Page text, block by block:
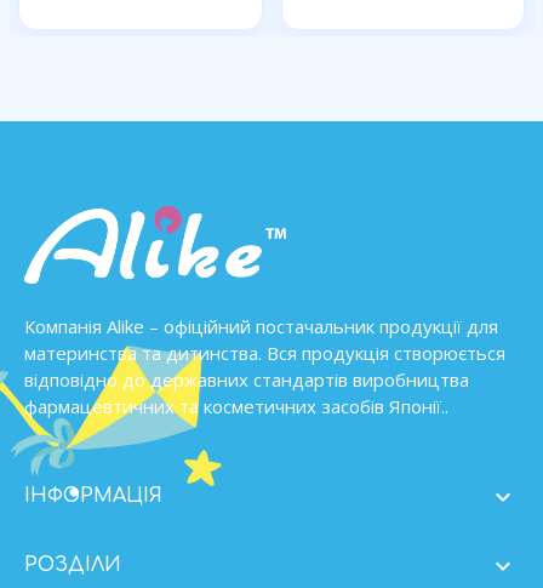
Компанія Alike – офіційний постачальник продукції для
материнства та дитинства. Вся продукція створюється
відповідно до державних стандартів виробництва
фармацевтичних та косметичних засобів Японії..
ІНФОРМАЦІЯ 
РОЗДІЛИ 